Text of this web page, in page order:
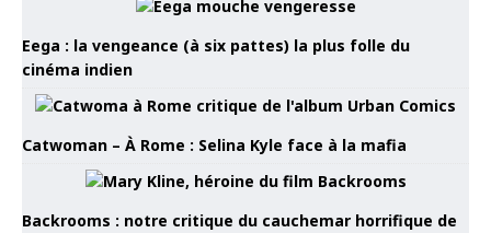
Eega : la vengeance (à six pattes) la plus folle du
cinéma indien
Catwoman – À Rome : Selina Kyle face à la mafia
Backrooms : notre critique du cauchemar horrifique de